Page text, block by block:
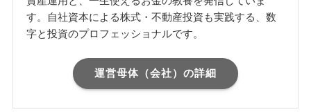
す。自社資本による株式・不動産投資も実践する、数
字と投資のプロフェッショナルです。
運営母体（会社）の詳細